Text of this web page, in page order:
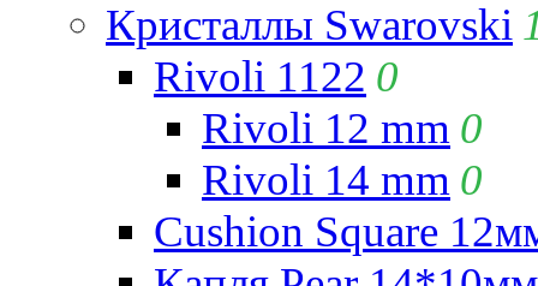
Кристаллы Swarovski
Rivoli 1122 0
Rivoli 12 mm 0
Rivoli 14 mm 0
Cushion Square